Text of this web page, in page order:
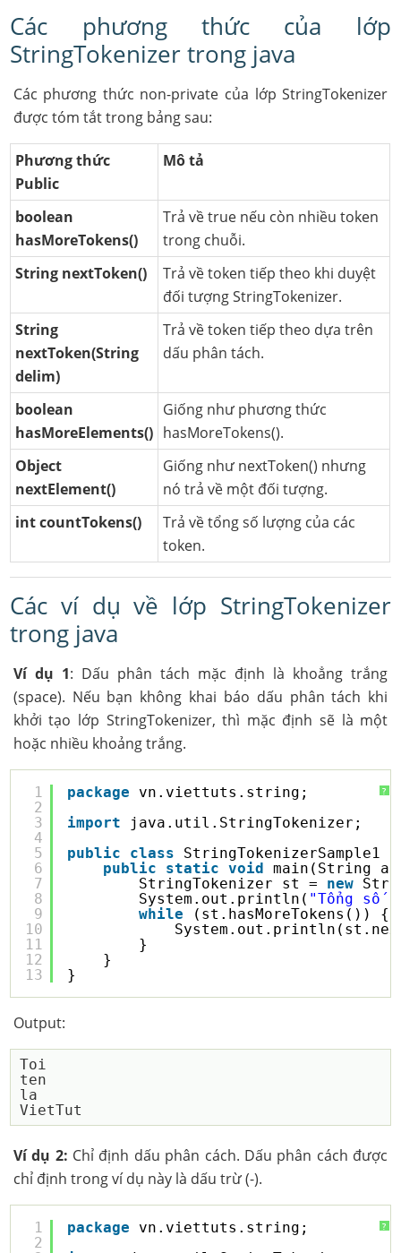
Các phương thức của lớp
StringTokenizer trong java
Các phương thức non-private của lớp StringTokenizer
được tóm tắt trong bảng sau:
Phương thức
Public
Mô tả
boolean
hasMoreTokens()
Trả về true nếu còn nhiều token
trong chuỗi.
String nextToken()
Trả về token tiếp theo khi duyệt
đối tượng StringTokenizer.
String
nextToken(String
delim)
Trả về token tiếp theo dựa trên
dấu phân tách.
boolean
hasMoreElements()
Giống như phương thức
hasMoreTokens().
Object
nextElement()
Giống như nextToken() nhưng
nó trả về một đối tượng.
int countTokens()
Trả về tổng số lượng của các
token.
Các ví dụ về lớp StringTokenizer
trong java
Ví dụ 1: Dấu phân tách mặc định là khoẳng trắng
(space). Nếu bạn không khai báo dấu phân tách khi
khởi tạo lớp StringTokenizer, thì mặc định sẽ là một
hoặc nhiều khoảng trắng.
?
1
2
3
4
5
6
7
8
9
10
11
12
13
package
vn.viettuts.string;
import
java.util.StringTokenizer;
public
class
StringTokenizerSample1 {
public
static void
main(String
StringTokenizer st = new
System.out.println( "Tổng số
while
(st.hasMoreTokens()) {
}
}
}
Output:
Toi
ten
la
Ví dụ 2: Chỉ định dấu phân cách. Dấu phân cách được
chỉ định trong ví dụ này là dấu trừ (-).
?
1
2
package
vn.viettuts.string;